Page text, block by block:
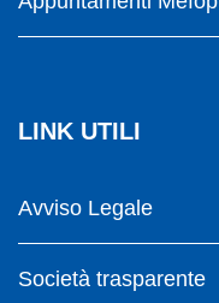
LINK UTILI
Avviso Legale
Società trasparente